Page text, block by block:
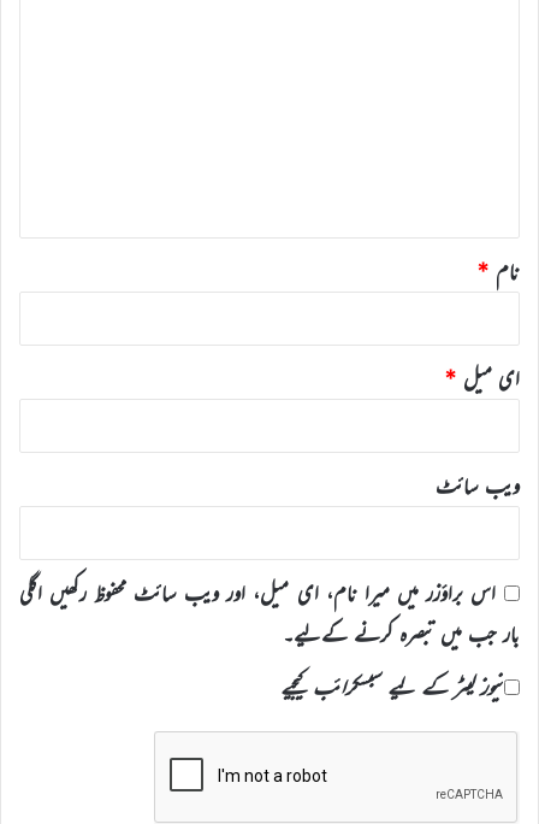
نام *
ای میل *
ویب‌ سائٹ
اس براؤزر میں میرا نام، ای میل، اور ویب سائٹ محفوظ رکھیں اگلی
بار جب میں تبصرہ کرنے کےلیے۔
نیوز لیٹر کے لیے سبسکرائب کیجیے